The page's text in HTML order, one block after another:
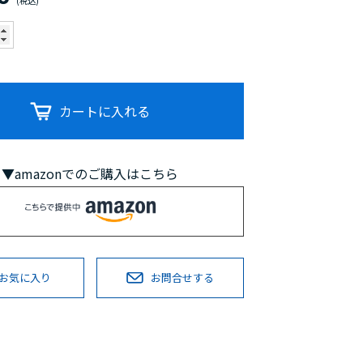
カートに入れる
▼amazonでのご購入はこちら
気に入り お問合せする